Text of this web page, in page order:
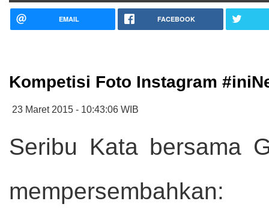
EMAIL FACEBOOK
Kompetisi Foto Instagram
23 Maret 2015 - 10:43:06 WIB
Seribu Kata bersama